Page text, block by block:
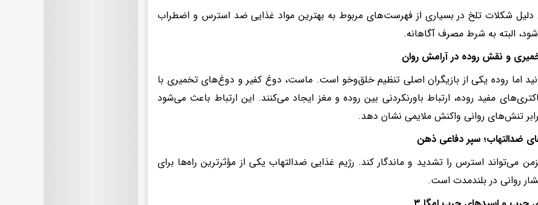
شکلات تلخ در بسیاری از فهرست‌های مربوط به بهترین مواد غذایی ضد استرس و اضطراب
البته به شرط مصرف آگاهانه.
و نقش روده در آرامش روان
اما روده یکی از بازیگران اصلی تنظیم خلق‌وخو است. ماست، دوغ کفیر و دوغ‌های تخمیری با
مفید روده، ارتباط باورنکردنی بین روده و مغز ایجاد می‌کنند. این ارتباط باعث می‌شود
تنش‌های روانی واکنش ملایمی نشان دهد.
ضدالتهاب؛ سپر دفاعی ذهن
می‌تواند استرس را تشدید و ماندگار کند. رژیم غذایی ضدالتهاب یکی از مؤثرترین راه‌ها برای
روانی در بلندمدت است.